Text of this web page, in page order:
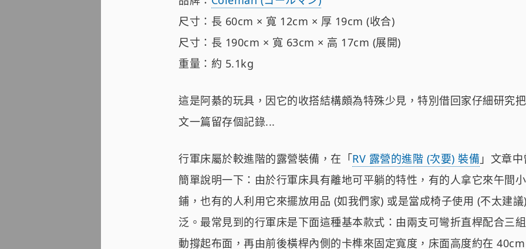
尺寸：長 60cm × 寬 12cm × 厚 19cm (收合)
尺寸：長 190cm × 寬 63cm × 高 17cm (展開)
重量：約 5.1kg
這是阿綦的玩具，因它的收搭結構頗為特殊少見，特別借回家仔細研究
文一篇留存個記錄...
行軍床屬於較進階的露營裝備，在「RV 露營的進階 (次要) 裝備 」文章
簡單說明一下：由於行軍床具有離地可平躺的特性，有的人拿它來午間
鋪，也有的人利用它來擺放用品 (如我們家) 或是當成椅子使用 (不太建
泛。最常見到的行軍床是下面這種基本款式：由兩支可彎折直桿配合三
動撐起布面，再由前後橫桿內側的卡榫來固定寬度，床面高度約在